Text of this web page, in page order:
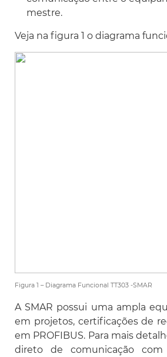
mestre.
Veja na figura 1 o diagrama
Figura 1 – Diagrama Funcional TT303 -SMAR
A SMAR possui uma ampla
em projetos, certificações de
em PROFIBUS. Para mais
direto de comunicação com